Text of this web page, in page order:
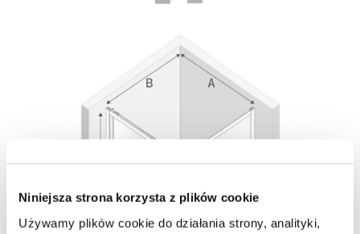
Niniejsza strona korzysta z plików cookie
Używamy plików cookie do działania strony, analityki,